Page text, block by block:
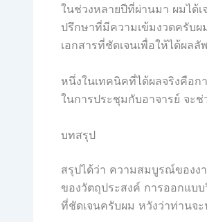
ในช่วงหลายปีที่ผ่านมา ผมได้
ปรึกษาที่มีความเข้มงวดครับผ
เอกสารที่ชัดเจนเพื่อให้ได้ผล
หนึ่งในเทคนิคที่ได้ผลจริงคือก
ในการประชุมกับอาจารย์ จะ
บทสรุป
สรุปได้ว่า ความสมบูรณ์ของง
ของวัตถุประสงค์ การออกแบ
ที่ชัดเจนครับผม หวังว่าท่านจ